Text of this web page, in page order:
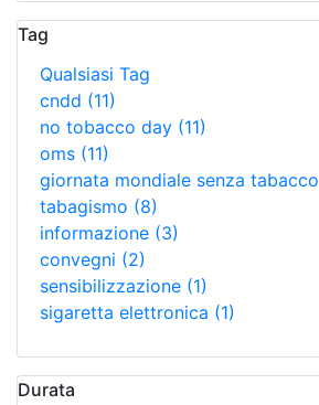
Tag
Qualsiasi Tag
cndd (11)
no tobacco day (11)
oms (11)
giornata mondiale senza tabacco
tabagismo (8)
informazione (3)
convegni (2)
sensibilizzazione (1)
sigaretta elettronica (1)
Durata